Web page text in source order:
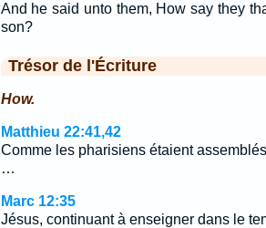
And he said unto them, How say they
son?
Trésor de l'Écriture
How.
Matthieu 22:41,42
Comme les pharisiens étaient
…
Marc 12:35
Jésus, continuant à enseigner dans le